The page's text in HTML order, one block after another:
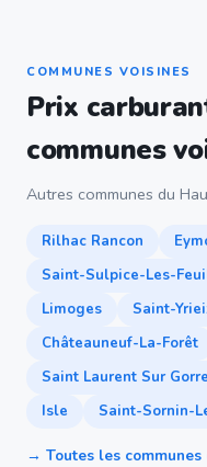
COMMUNES VOISINES
Prix
communes
Autres communes du
Rilhac Rancon
Saint-Sulpice-Les-
Limoges
Saint-
Châteauneuf-La-Forêt
Saint Laurent Sur Gorre
Isle
Saint-Sornin-
→ Toutes les